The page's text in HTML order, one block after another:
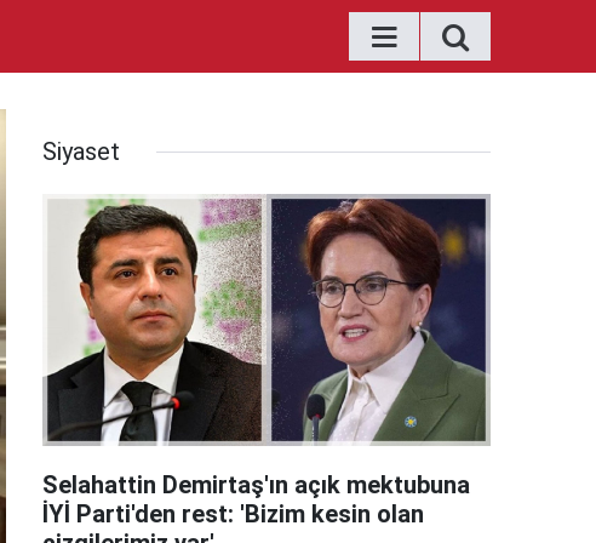
Siyaset
Selahattin Demirtaş'ın açık mektubuna
İYİ Parti'den rest: 'Bizim kesin olan